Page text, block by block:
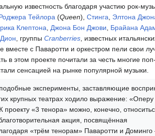
известность благодаря участию рок-
Тейлора (Queen), Стинга Элтона
Клептона Джона Бон Джови Брайана
, группы Cranberries, известных
вместе с Паваротти и оркестром пели свои
в этом проекте почитали за честь многие
сенсацией на рынке популярной музыки.
эксперименты, заставляющие
крупных театрах ходило выражение: «Оперу
«3 тенора» можно, конечно,
акция, посвящённая
«трём тенорам» Паваротти и